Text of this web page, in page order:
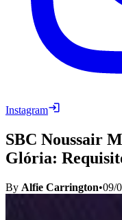
Instagram
SBC Noussair
Glória:
By Alfie Carrington•09/